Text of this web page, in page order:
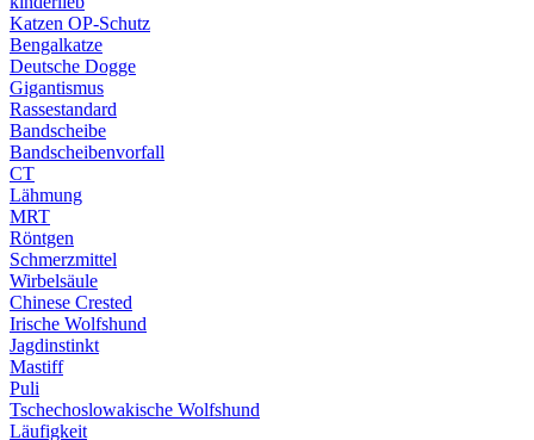
Katzen OP-Schutz
Bengalkatze
Deutsche Dogge
Gigantismus
Rassestandard
Bandscheibe
Bandscheibenvorfall
CT
Lähmung
MRT
Röntgen
Schmerzmittel
Wirbelsäule
Chinese Crested
Irische Wolfshund
Jagdinstinkt
Mastiff
Puli
Tschechoslowakische Wolfshund
Läufigkeit